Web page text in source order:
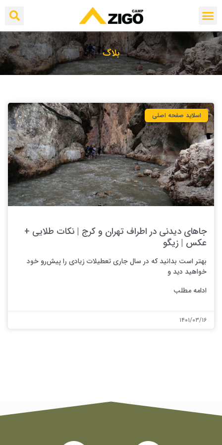
بلاگ
اسلاید صفحه اصلی
جاهای دیدنی در اطراف تهران و کرج | نکات طلایی +
عکس | زیگو
بهتر است بدانید که در سال جاری تعطیلات زیادی را پیش‌رو خود
خواهید دید و
ادامه مطلب
۱۴۰۱/۰۳/۱۶